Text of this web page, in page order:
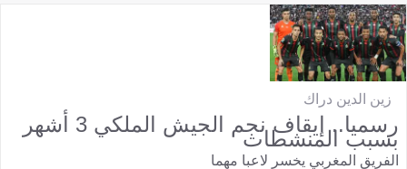
زين الدين دراك
رسميا.. إيقاف نجم الجيش الملكي 3 أشهر
بسبب المنشطات
الفريق المغربي يخسر لاعبا مهما